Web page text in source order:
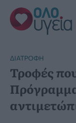
Μετάβαση
στο
περιεχόμενο
ΔΙΑΤΡΟΦΉ
Τροφές